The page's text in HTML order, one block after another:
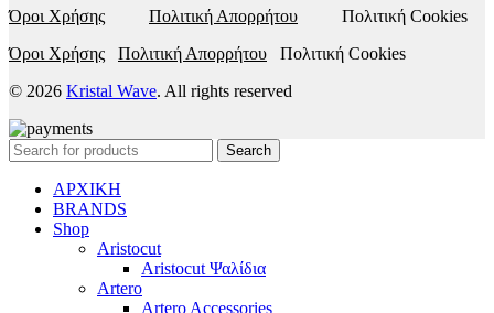
Όροι Χρήσης
Πολιτική Απορρήτου Πολιτική Cookies
Όροι Χρήσης
Πολιτική Απορρήτου Πολιτική Cookies
© 2026 Kristal Wave. All rights reserved
Search
ΑΡΧΙΚΗ
BRANDS
Shop
Aristocut
Aristocut Ψαλίδια
Artero
Artero Accessories